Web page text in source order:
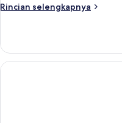
Rincian selengkapnya
Rincian
Kamar
Double
Deluks,